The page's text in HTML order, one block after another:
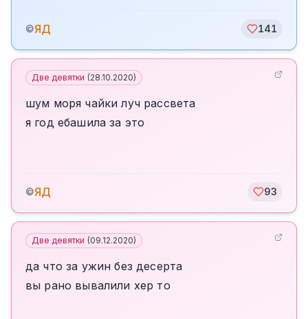
©ЯД 141
Две девятки (28.10.2020)
шум моря чайки луч рассвета
я год ебашила за это
©ЯД 93
Две девятки (09.12.2020)
да что за ужин без десерта
вы рано вывалили хер то